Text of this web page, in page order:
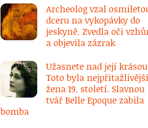
Archeolog vzal
dceru na vykopávky do
jeskyně. Zvedla oči
a objevila zázrak
Užasnete nad její
Toto byla nejpřitažlivější
žena 19. století. Slavnou
tvář Belle Epoque zabila
bomba